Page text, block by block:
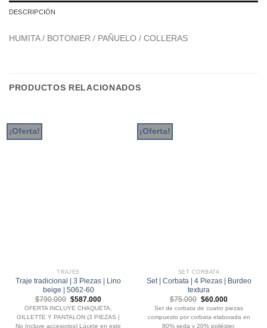
DESCRIPCIÓN
HUMITA / BOTONIER / PAÑUELO / COLLERAS
PRODUCTOS RELACIONADOS
¡Oferta!
TRAJES
Traje tradicional | 3 Piezas | Lino
beige | 5062-60
$790.000 El
precio
original
era:
$790.000.
$587.000El
precio
actual
es:
$587.000.
OFERTA INCLUYE CHAQUETA,
GILLETTE Y PANTALON (3 PIEZAS |
No Incluye accesorios) Lúcete en este
¡Oferta!
SET CORBATA
Set | Corbata | 4 Piezas | Burdeo
textura
$75.000 El
precio
original
era:
$75.000.
$60.000El
precio
actual
es:
$60.000.
Set de corbata de cuatro piezas
compuesto por corbata elaborada en
80% seda y 20% poliéster.